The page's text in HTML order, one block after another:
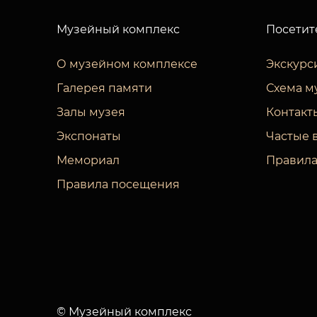
Музейный комплекс
О музейном комплексе
Галерея памяти
Залы музея
Экспонаты
Мемориал
Правила посещения
Схема
Частые
© Музейный комплекс